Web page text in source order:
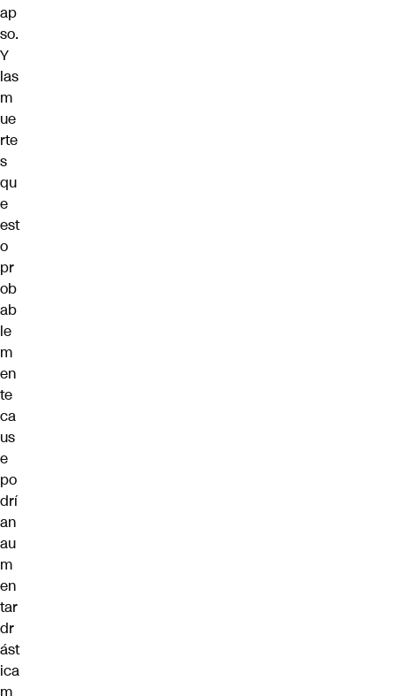
ap
so.
Y
las
m
ue
rte
s
qu
e
est
o
pr
ob
ab
le
m
en
te
ca
us
e
po
drí
an
au
m
en
tar
dr
ást
ica
m